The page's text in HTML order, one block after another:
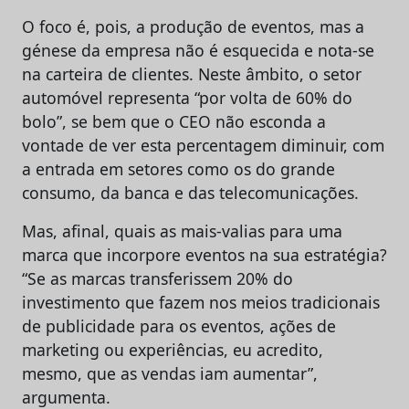
O foco é, pois, a produção de eventos, mas a
génese da empresa não é esquecida e nota-se
na carteira de clientes. Neste âmbito, o setor
automóvel representa “por volta de 60% do
bolo”, se bem que o CEO não esconda a
vontade de ver esta percentagem diminuir, com
a entrada em setores como os do grande
consumo, da banca e das telecomunicações.
Mas, afinal, quais as mais-valias para uma
marca que incorpore eventos na sua estratégia?
“Se as marcas transferissem 20% do
investimento que fazem nos meios tradicionais
de publicidade para os eventos, ações de
marketing ou experiências, eu acredito,
mesmo, que as vendas iam aumentar”,
argumenta.